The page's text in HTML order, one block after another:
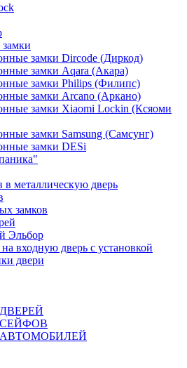
замки Dircode (Диркод)
замки Aqara (Акара)
замки Philips (Филипс)
замки Arcano (Аркано)
замки Xiaomi Lockin (Ксяоми
замки Samsung (Самсунг)
замки DESi
в металлическую дверь
замков
Эльбор
входную дверь с установкой
двери